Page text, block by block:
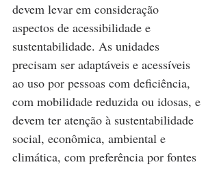
devem levar em consideração
aspectos de acessibilidade e
sustentabilidade. As unidades
precisam ser adaptáveis e acessíveis
ao uso por pessoas com deficiência,
com mobilidade reduzida ou idosas, e
devem ter atenção à sustentabilidade
social, econômica, ambiental e
climática, com preferência por fontes